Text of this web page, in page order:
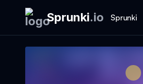
Sprunki.io Sprunki